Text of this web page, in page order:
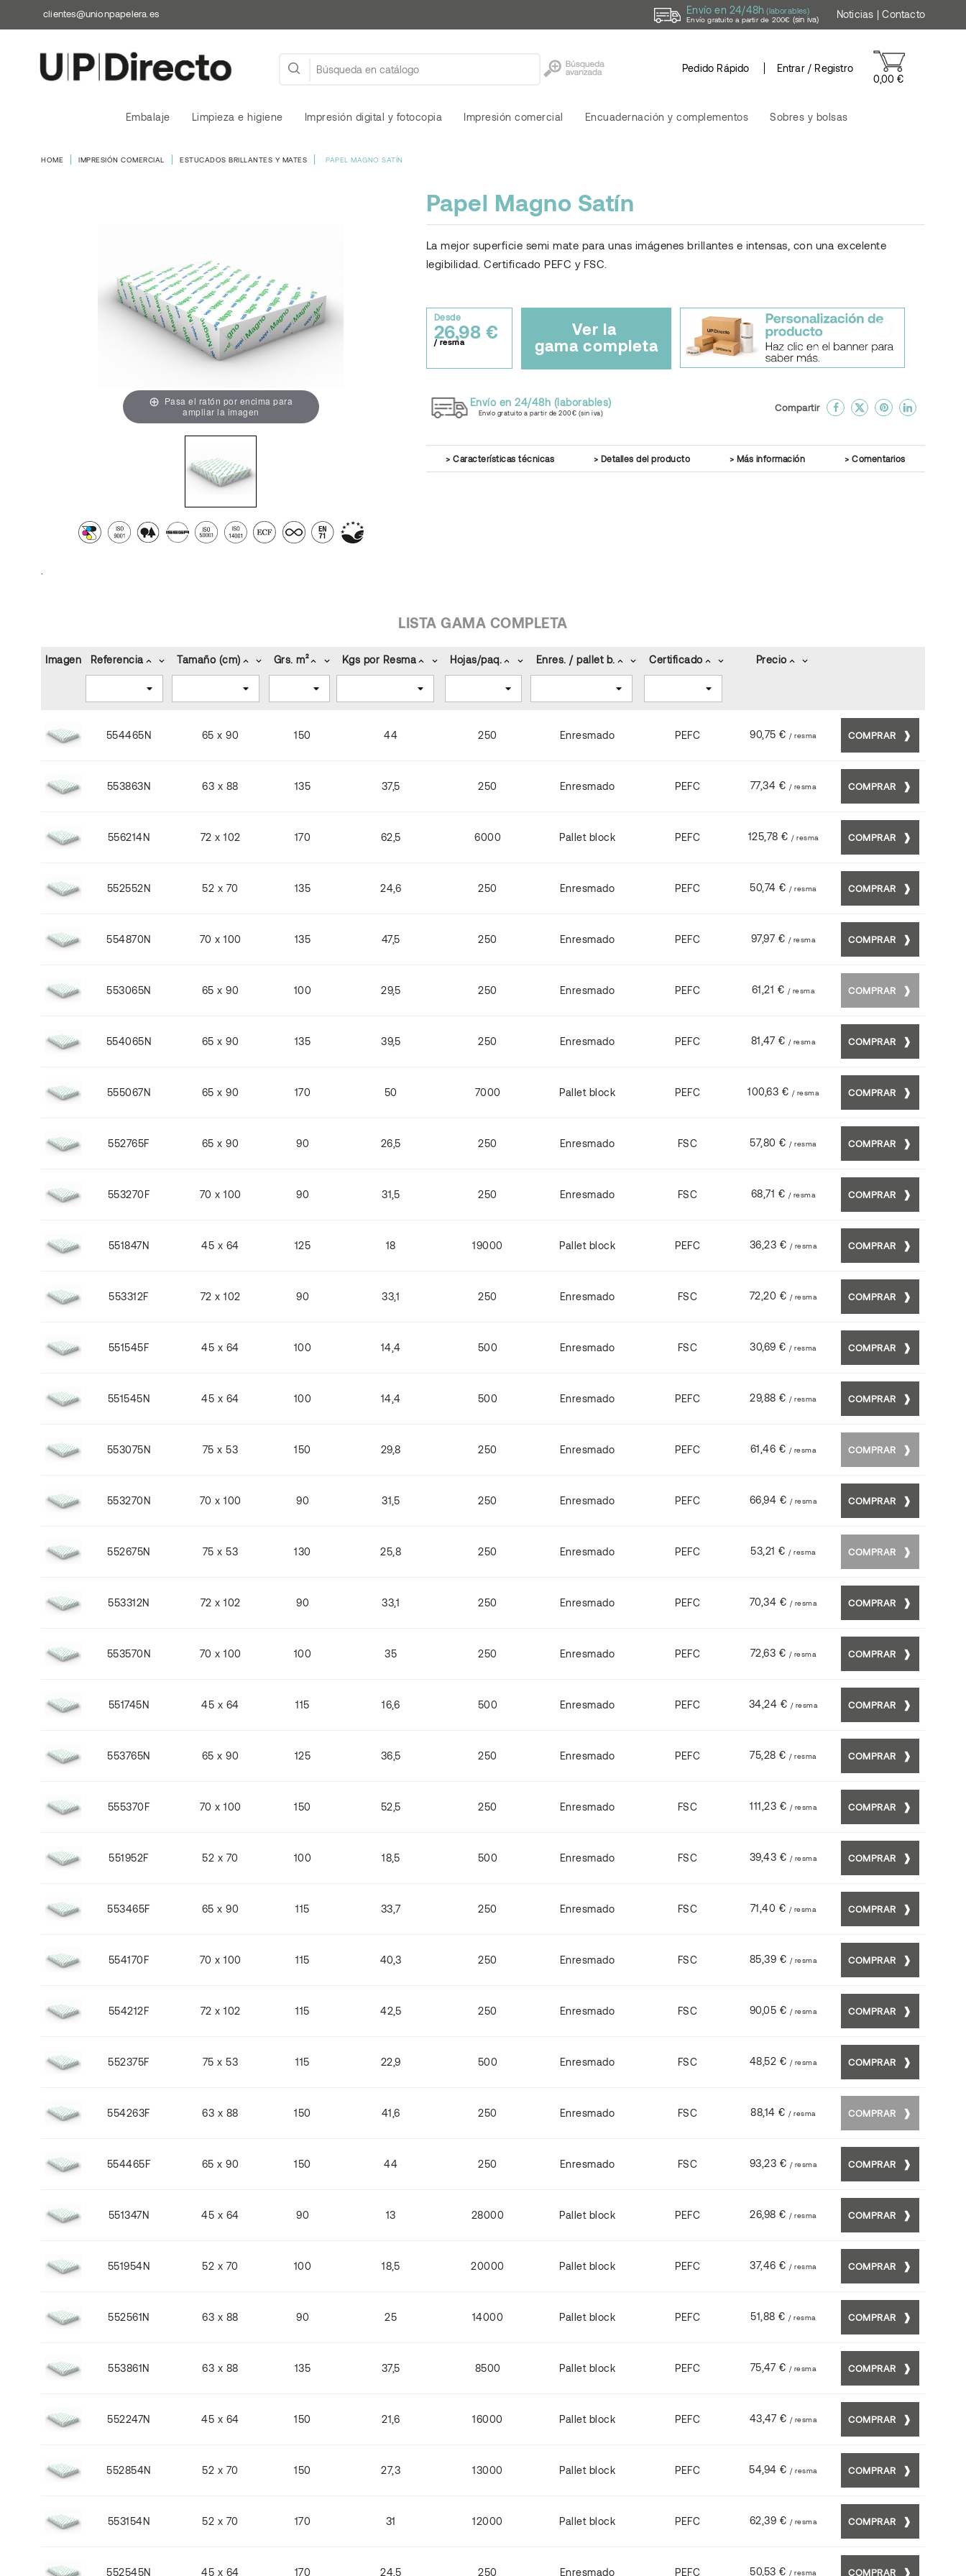
clientes@unionpapelera.es Envío en 24/48h (laborables)
Envío gratuito a partir de 200€ (sin iva) Noticias |Contacto
0,00 €
Entrar / Registro
Pedido Rápido
Embalaje Limpieza e higiene Impresión digital y fotocopia Impresión comercial Encuadernación y complementos Sobres y bolsas
HOME IMPRESIÓN COMERCIAL ESTUCADOS BRILLANTES Y MATES PAPEL MAGNO SATÍN
Pasa el ratón por encima para
ampliar la imagen
Papel Magno Satín
La mejor superficie semi mate para unas imágenes brillantes e intensas, con una excelente
legibilidad. Certificado PEFC y FSC.
Desde
26,98 €
/ resma
Ver la
gama completa
Envío en 24/48h (laborables)
Envío gratuito a partir de 200€ (sin iva) Compartir
Características técnicas Detalles del producto Más información Comentarios
LISTA GAMA COMPLETA
Imagen Referencia keyboard_arrow_up keyboard_arrow_down Tamaño (cm) keyboard_arrow_up keyboard_arrow_down Grs. m²keyboard_arrow_up keyboard_arrow_down Kgs por Resma keyboard_arrow_up keyboard_arrow_down Hojas/paq. keyboard_arrow_up keyboard_arrow_down Enres. / pallet b. keyboard_arrow_up keyboard_arrow_down Certificadokeyboard_arrow_up keyboard_arrow_down Preciokeyboard_arrow_up keyboard_arrow_down
554465N 65 x 90 150 44 250 Enresmado PEFC 90,75 € / resma COMPRAR
553863N 63 x 88 135 37,5 250 Enresmado PEFC 77,34 € / resma COMPRAR
556214N 72 x 102 170 62,5 6000 Pallet block PEFC 125,78 € / resma COMPRAR
552552N 52 x 70 135 24,6 250 Enresmado PEFC 50,74 € / resma COMPRAR
554870N 70 x 100 135 47,5 250 Enresmado PEFC 97,97 € / resma COMPRAR
553065N 65 x 90 100 29,5 250 Enresmado PEFC 61,21 € / resma COMPRAR
554065N 65 x 90 135 39,5 250 Enresmado PEFC 81,47 € / resma COMPRAR
555067N 65 x 90 170 50 7000 Pallet block PEFC 100,63 € / resma COMPRAR
552765F 65 x 90 90 26,5 250 Enresmado FSC 57,80 € / resma COMPRAR
553270F 70 x 100 90 31,5 250 Enresmado FSC 68,71 € / resma COMPRAR
551847N 45 x 64 125 18 19000 Pallet block PEFC 36,23 € / resma COMPRAR
553312F 72 x 102 90 33,1 250 Enresmado FSC 72,20 € / resma COMPRAR
551545F 45 x 64 100 14,4 500 Enresmado FSC 30,69 € / resma COMPRAR
551545N 45 x 64 100 14,4 500 Enresmado PEFC 29,88 € / resma COMPRAR
553075N 75 x 53 150 29,8 250 Enresmado PEFC 61,46 € / resma COMPRAR
553270N 70 x 100 90 31,5 250 Enresmado PEFC 66,94 € / resma COMPRAR
552675N 75 x 53 130 25,8 250 Enresmado PEFC 53,21 € / resma COMPRAR
553312N 72 x 102 90 33,1 250 Enresmado PEFC 70,34 € / resma COMPRAR
553570N 70 x 100 100 35 250 Enresmado PEFC 72,63 € / resma COMPRAR
551745N 45 x 64 115 16,6 500 Enresmado PEFC 34,24 € / resma COMPRAR
553765N 65 x 90 125 36,5 250 Enresmado PEFC 75,28 € / resma COMPRAR
555370F 70 x 100 150 52,5 250 Enresmado FSC 111,23 € / resma COMPRAR
551952F 52 x 70 100 18,5 500 Enresmado FSC 39,43 € / resma COMPRAR
553465F 65 x 90 115 33,7 250 Enresmado FSC 71,40 € / resma COMPRAR
554170F 70 x 100 115 40,3 250 Enresmado FSC 85,39 € / resma COMPRAR
554212F 72 x 102 115 42,5 250 Enresmado FSC 90,05 € / resma COMPRAR
552375F 75 x 53 115 22,9 500 Enresmado FSC 48,52 € / resma COMPRAR
554263F 63 x 88 150 41,6 250 Enresmado FSC 88,14 € / resma COMPRAR
554465F 65 x 90 150 44 250 Enresmado FSC 93,23 € / resma COMPRAR
551347N 45 x 64 90 13 28000 Pallet block PEFC 26,98 € / resma COMPRAR
551954N 52 x 70 100 18,5 20000 Pallet block PEFC 37,46 € / resma COMPRAR
552561N 63 x 88 90 25 14000 Pallet block PEFC 51,88 € / resma COMPRAR
553861N 63 x 88 135 37,5 8500 Pallet block PEFC 75,47 € / resma COMPRAR
552247N 45 x 64 150 21,6 16000 Pallet block PEFC 43,47 € / resma COMPRAR
552854N 52 x 70 150 27,3 13000 Pallet block PEFC 54,94 € / resma COMPRAR
553154N 52 x 70 170 31 12000 Pallet block PEFC 62,39 € / resma COMPRAR
552545N 45 x 64 170 24,5 250 Enresmado PEFC 50,53 € / resma COMPRAR